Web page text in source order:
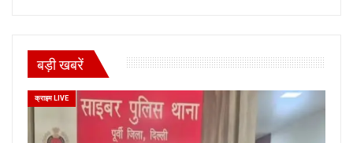
बड़ी खबरें
क्राइम LIVE